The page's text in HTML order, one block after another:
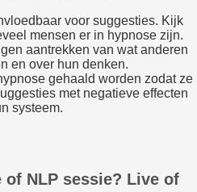
voor suggesties. Kijk
mensen er in hypnose zijn.
aantrekken van wat anderen
en over hun denken.
gehaald worden zodat ze
met negatieve effecten
systeem.
of NLP sessie? Live of